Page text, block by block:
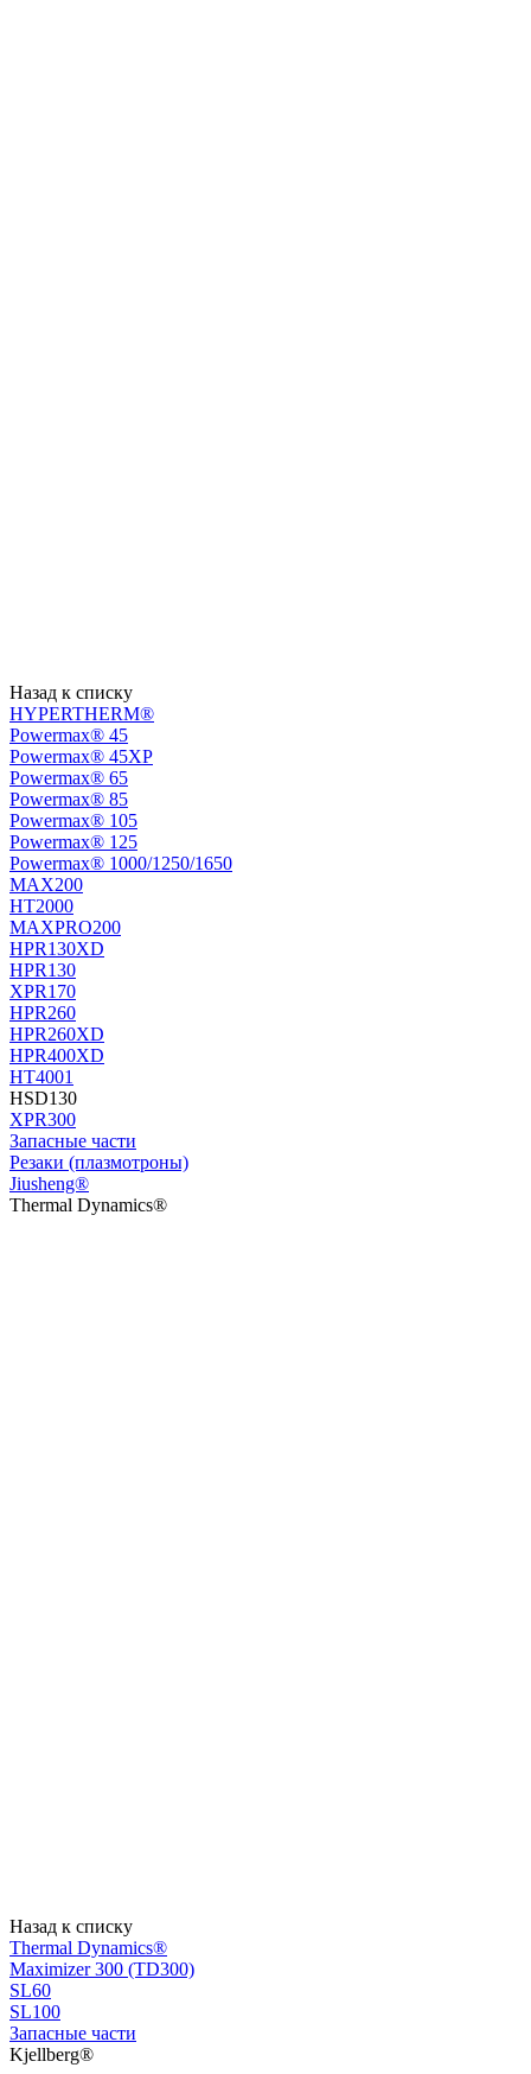
Назад к списку
HYPERTHERM®
Powermax® 45
Powermax® 45XP
Powermax® 65
Powermax® 85
Powermax® 105
Powermax® 125
Powermax® 1000/1250/1650
MAX200
HT2000
MAXPRO200
HPR130XD
HPR130
XPR170
HPR260
HPR260XD
HPR400XD
HT4001
HSD130
XPR300
Запасные части
Резаки (плазмотроны)
Jiusheng®
Thermal Dynamics®
Назад к списку
Thermal Dynamics®
Maximizer 300 (TD300)
SL60
SL100
Запасные части
Kjellberg®